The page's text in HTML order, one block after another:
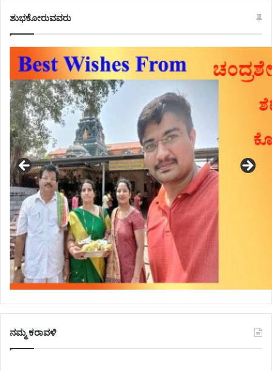
ಶುಭಕೋರುವವರು
ನಮ್ಮ ಕರಾವಳಿ